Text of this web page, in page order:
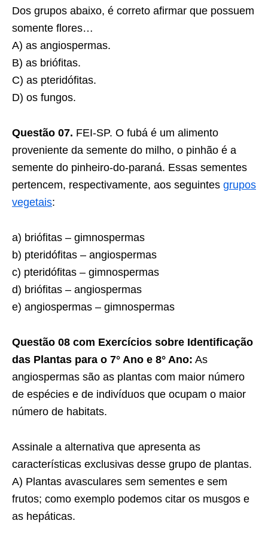
Dos grupos abaixo, é correto afirmar que possuem
somente flores…
A) as angiospermas.
B) as briófitas.
C) as pteridófitas.
D) os fungos.
Questão 07. FEI-SP. O fubá é um alimento
proveniente da semente do milho, o pinhão é a
semente do pinheiro-do-paraná. Essas sementes
pertencem, respectivamente, aos seguintes grupos
vegetais:
a) briófitas – gimnospermas
b) pteridófitas – angiospermas
c) pteridófitas – gimnospermas
d) briófitas – angiospermas
e) angiospermas – gimnospermas
Questão 08 com Exercícios sobre Identificação
das Plantas para o 7° Ano e 8° Ano: As
angiospermas são as plantas com maior número
de espécies e de indivíduos que ocupam o maior
número de habitats.
Assinale a alternativa que apresenta as
características exclusivas desse grupo de plantas.
A) Plantas avasculares sem sementes e sem
frutos; como exemplo podemos citar os musgos e
as hepáticas.